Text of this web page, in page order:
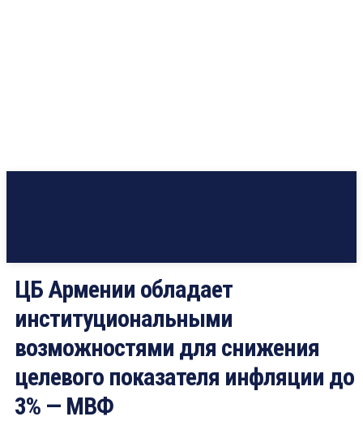
ЦБ Армении обладает
институциональными
возможностями для снижения
целевого показателя инфляции до
3% — МВФ